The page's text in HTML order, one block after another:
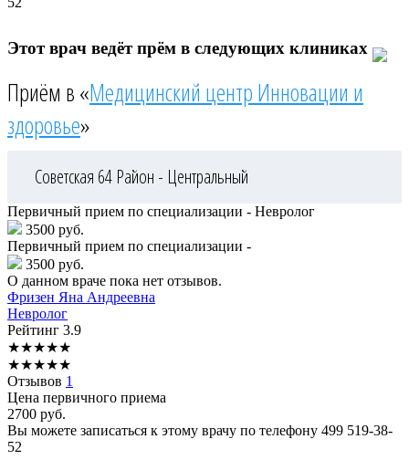
Этот врач ведёт прём в следующих клиниках
Приём в «Медицинский центр Инновации и
здоровье»
Советская 64 Район - Центральный
Первичный прием по специализации - Невролог
3500 руб.
Первичный прием по специализации -
3500 руб.
О данном враче пока нет отзывов.
Фризен Яна Андреевна
Невролог
Рейтинг 3.9
★★★★★
★★★★★
Отзывов 1
Цена первичного приема
2700 руб.
Вы можете записаться к этому врачу по телефону 499 519-38-
52